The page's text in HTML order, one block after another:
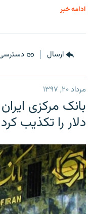
ادامه خبر
ارسال
مرداد ۲۰, ۱۳۹۷
دلار را تکذیب کرد